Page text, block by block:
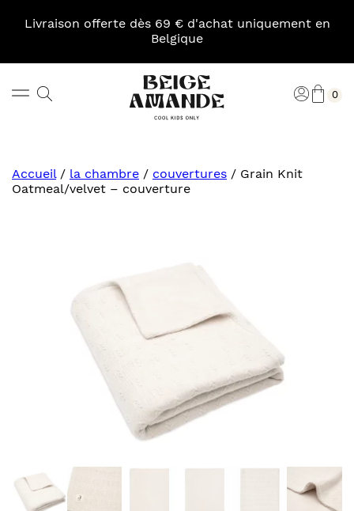
Livraison offerte dès 69 € d'achat uniquement en
Belgique
Rechercher 0
Accueil/ la chambre / couvertures / Grain Knit
Oatmeal/velvet – couverture